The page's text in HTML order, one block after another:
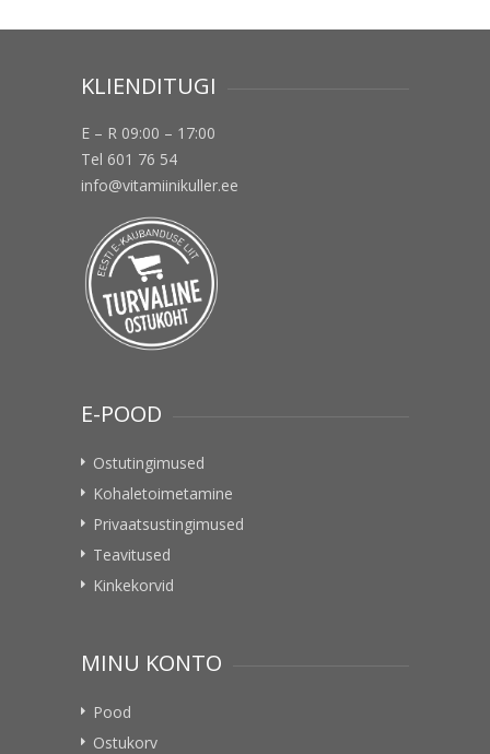
KLIENDITUGI
E – R 09:00 – 17:00
Tel 601 76 54
info@vitamiinikuller.ee
E-POOD
Ostutingimused
Kohaletoimetamine
Privaatsustingimused
Teavitused
Kinkekorvid
MINU KONTO
Pood
Ostukorv